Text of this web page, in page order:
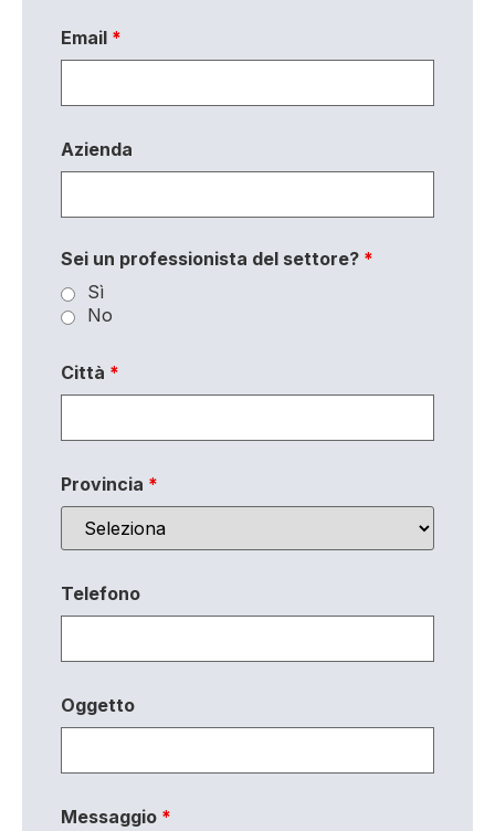
Email *
Azienda
Sei un professionista del settore? *
Sì
No
Città *
Provincia *
Telefono
Oggetto
Messaggio *